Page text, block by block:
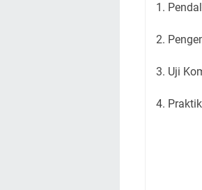
1.
2.
3. Uji
4.